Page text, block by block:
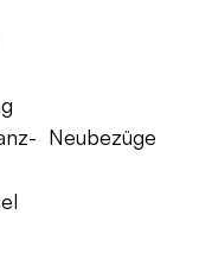
Neubezüge